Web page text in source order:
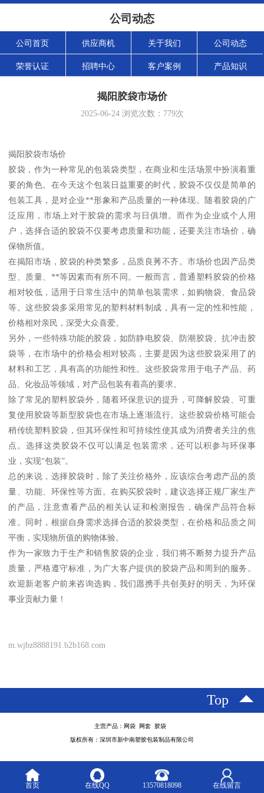
公司动态
公司首页 供应商机 关于我们 公司动态
荣誉认证 招聘中心 客户案例 产品知识
揭阳胶袋市场价
2025-06-24浏览次数： 779次
揭阳胶袋市场价
胶袋，作为一种常见的包装袋类型，在商业和生活场景中扮演着重
要的角色。在今天这个包装日益重要的时代，胶袋不仅仅是简单的
包装工具，是对企业**形象和产品质量的一种体现。随着胶袋的广
泛应用，市场上对于胶袋的需求与日俱增。而作为企业或个人用
户，选择合适的胶袋不仅要考虑质量和功能，还要关注市场价，确
保物所值。
在揭阳市场，胶袋的种类繁多，品质良莠不齐。市场价也因产品类
型、质量、**等因素而有所不同。一般而言，普通塑料胶袋的价格
相对较低，适用于日常生活中的简单包装需求，如购物袋、食品袋
等。这些胶袋多采用常见的塑料材料制成，具有一定的性和性能，
价格相对亲民，深受大众喜爱。
另外，一些特殊功能的胶袋，如防静电胶袋、防潮胶袋、抗冲击胶
袋等，在市场中的价格会相对较高，主要是因为这些胶袋采用了的
材料和工艺，具有高的功能性和性。这些胶袋常用于电子产品、药
品、化妆品等领域，对产品包装有着高的要求。
除了常见的塑料胶袋外，随着环保意识的提升，可降解胶袋、可重
复使用胶袋等新型胶袋也在市场上逐渐流行。这些胶袋价格可能会
稍传统塑料胶袋，但其环保性和可持续性使其成为消费者关注的焦
点。选择这类胶袋不仅可以满足包装需求，还可以积参与环保事
业，实现“包装”。
总的来说，选择胶袋时，除了关注价格外，应该综合考虑产品的质
量、功能、环保性等方面。在购买胶袋时，建议选择正规厂家生产
的产品，注意查看产品的相关认证和检测报告，确保产品符合标
准。同时，根据自身需求选择合适的胶袋类型，在价格和品质之间
平衡，实现物所值的购物体验。
作为一家致力于生产和销售胶袋的企业，我们将不断努力提升产品
质量，严格遵守标准，为广大客户提供的胶袋产品和周到的服务。
欢迎新老客户前来咨询选购，我们愿携手共创美好的明天，为环保
事业贡献力量！
m.wjbz8888191.b2b168.com
Top
主营产品：网袋 网套 胶袋
版权所有：深圳市新中南塑胶包装制品有限公司
首页 在线QQ 13570818098 在线留言